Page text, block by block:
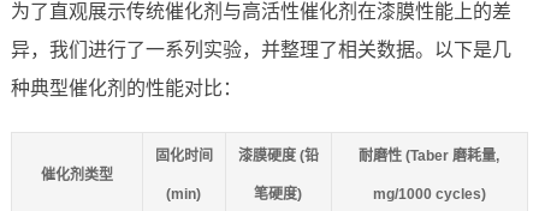
为了直观展示传统催化剂与高活性催化剂在漆膜性能上的差
异，我们进行了一系列实验，并整理了相关数据。以下是几
种典型催化剂的性能对比：
催化剂类型
固化时间
(min)
漆膜硬度 (铅
笔硬度)
耐磨性 (Taber 磨耗量,
mg/1000 cycles)